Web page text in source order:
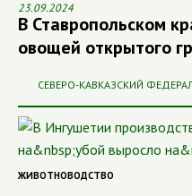
23.09.2024
В Ставропольском
овощей открытого
СЕВЕРО-КАВКАЗСКИЙ
ЖИВОТНОВОДСТВО